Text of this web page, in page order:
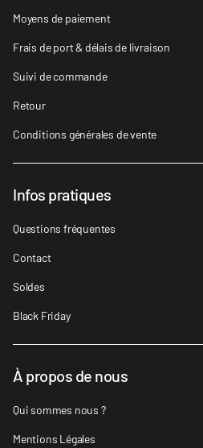
Moyens de paiement
Frais de port & délais de livraison
Suivi de commande
Retour
Conditions générales de vente
Infos pratiques
Questions fréquentes
Contact
Soldes
Black Friday
À propos de nous
Qui sommes nous ?
Mentions Légales